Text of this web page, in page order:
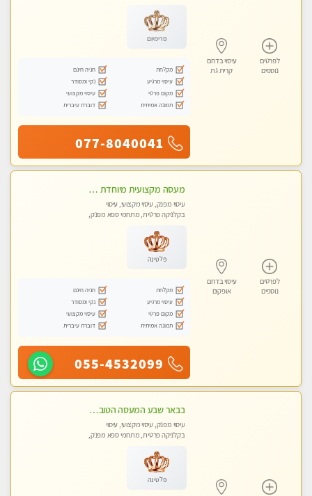
לפרטים
נוספים
עיסוי בדרום
קרית גת
פרימיום
מקלחת
חניה חינם
עיסוי מרגיע
נקי ומסודר
מקום פרטי
עיסוי מקצועי
תמונה אמיתית
דוברת עיברית
077-8040041
לפרטים
נוספים
עיסוי בדרום
אופקים
מעסה מקצועית מיוחדת צעירה ואיכותית פרטי!!!- Highly recommended
עיסוי מפנק, עיסוי מקצועי, עיסוי
בקלניקה פרטית, מתחמי ספא מפנק,
פלטינה
מקלחת
חניה חינם
עיסוי מרגיע
נקי ומסודר
מקום פרטי
עיסוי מקצועי
תמונה אמיתית
דוברת עיברית
055-4532099
בבאר שבע המעסה הטובה בעיר..
עיסוי מפנק, עיסוי מקצועי, עיסוי
בקלניקה פרטית, מתחמי ספא מפנק,
פלטינה